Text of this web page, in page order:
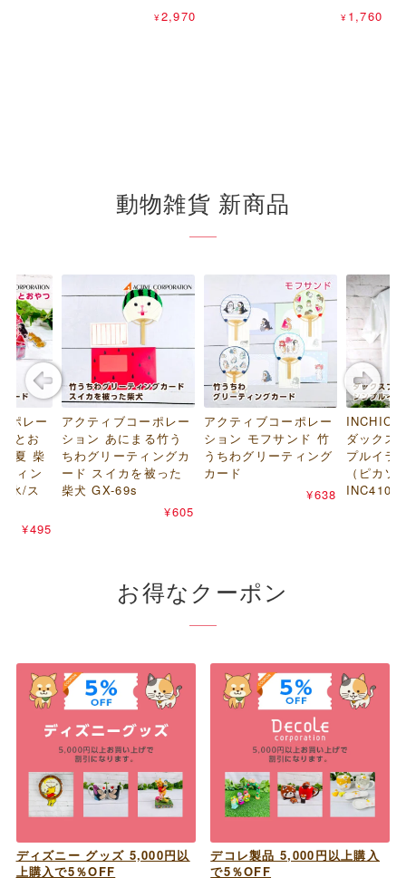
¥2,970 ¥ 1,760
るまる猫 ヤンピーコインケ
ル（concombre） マスキン
¥ 1,540
動物雑貨 新商品
ポレー
とお
夏 柴
ィン
氷/ス
¥495
アクティブコーポレー
ション あにまる竹う
ちわグリーティングカ
ード スイカを被った
柴犬 GX-69s
¥605
アクティブコーポレー
ション モフサンド 竹
うちわグリーティング
カード
¥638
INCHIC
ダックス
プルイラ
（ピカソ
INC41081
お得なクーポン
ディズニー グッズ 5,000円以
上購入で5％OFF
デコレ製品 5,000円以上購入
で5％OFF